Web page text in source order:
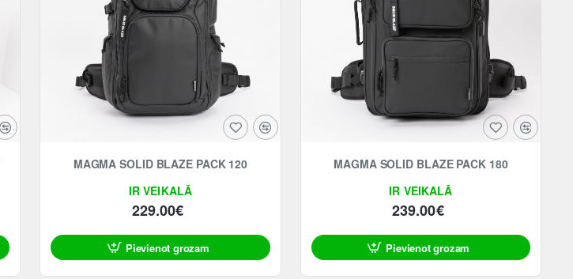
IR VEIKALĀ
MAGMA SOLID BLAZE PACK 120
229.00€
Pievienot grozam
IR VEIKALĀ
MAGMA SOLID BLAZE PACK 180
239.00€
Pievienot grozam